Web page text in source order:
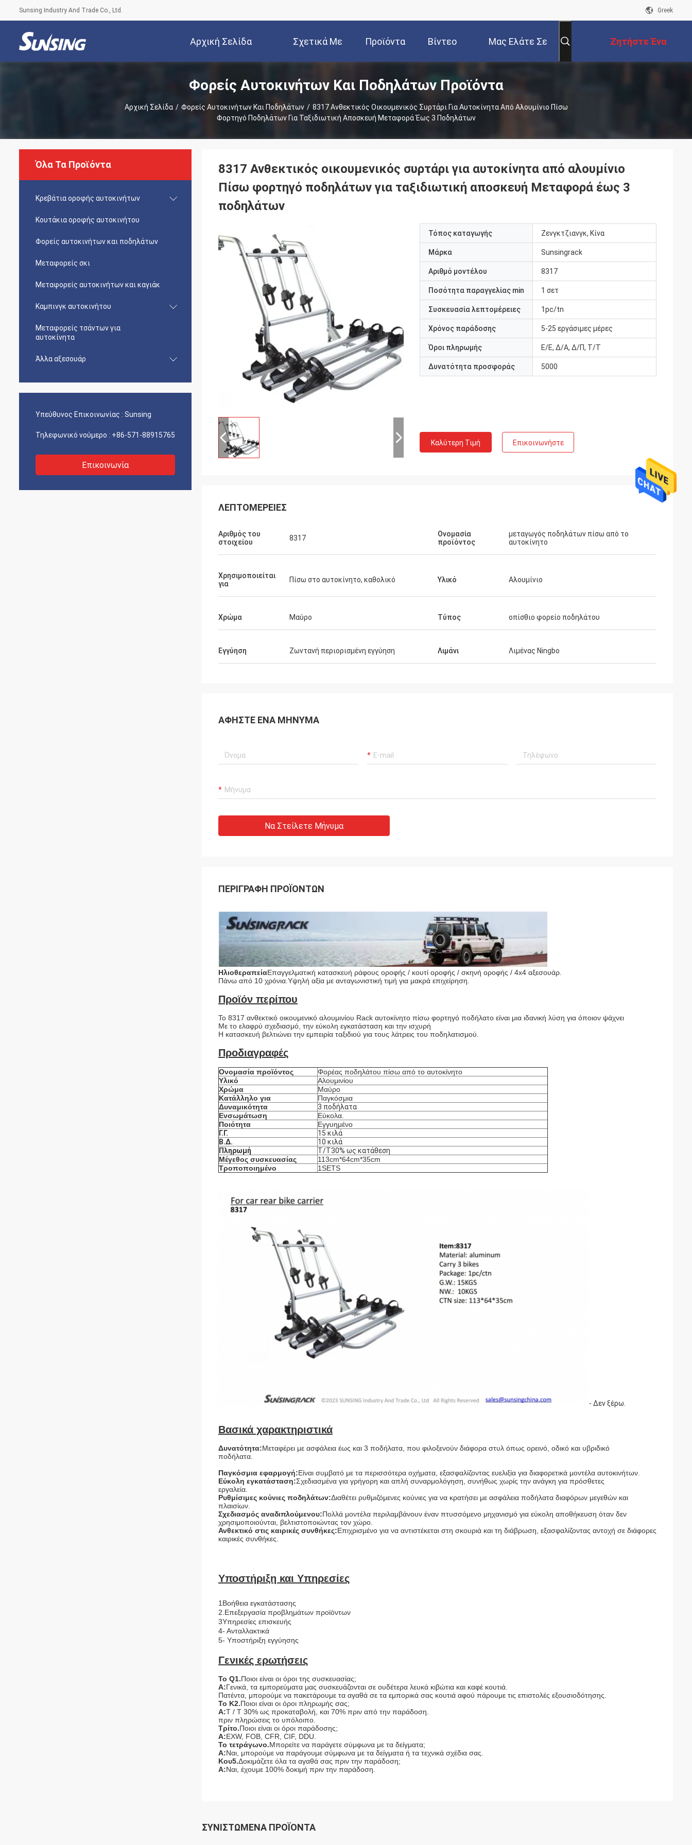
Sunsing Industry And Trade Co., Ltd. Greek
Αρχική Σελίδα Σχετικά Με
Εμάς
Προϊόντα Βίντεο Μας Ελάτε Σε Ζητήστε Ένα
Απόσπασμα
Φορείς Αυτοκινήτων Και Ποδηλάτων Προϊόντα
Αρχική Σελίδα / Φορείς Αυτοκινήτων Και Ποδηλάτων / 8317 Ανθεκτικός Οικουμενικός Συρτάρι Για Αυτοκίνητα Από Αλουμίνιο Πίσω
Φορτηγό Ποδηλάτων Για Ταξιδιωτική Αποσκευή Μεταφορά Έως 3 Ποδηλάτων
Όλα Τα Προϊόντα
Κρεβάτια οροφής αυτοκινήτων
Κουτάκια οροφής αυτοκινήτου
Φορείς αυτοκινήτων και ποδηλάτων
Μεταφορείς σκι
Μεταφορείς αυτοκινήτων και καγιάκ
Καμπινγκ αυτοκινήτου
Μεταφορείς τσάντων για
αυτοκίνητα
Άλλα αξεσουάρ
Υπεύθυνος Επικοινωνίας : Sunsing
Τηλεφωνικό νούμερο : +86-571-88915765
Επικοινωνία
8317 Ανθεκτικός οικουμενικός συρτάρι για αυτοκίνητα από αλουμίνιο
Πίσω φορτηγό ποδηλάτων για ταξιδιωτική αποσκευή Μεταφορά έως 3
ποδηλάτων
Τόπος καταγωγής Ζενγκτζιανγκ, Κίνα
Μάρκα Sunsingrack
Αριθμό μοντέλου 8317
Ποσότητα παραγγελίας min 1 σετ
Συσκευασία λεπτομέρειες 1pc/tn
Χρόνος παράδοσης 5-25 εργάσιμες μέρες
Όροι πληρωμής Ε/Ε, Δ/Α, Δ/Π, Τ/Τ
Δυνατότητα προσφοράς 5000
Καλύτερη Τιμή Επικοινωνήστε
ΛΕΠΤΟΜΈΡΕΙΕΣ
Αριθμός του
στοιχείου
8317
Ονομασία
προϊόντος
μεταγωγός ποδηλάτων πίσω από το
αυτοκίνητο
Χρησιμοποιείται
για
Πίσω στο αυτοκίνητο, καθολικό Υλικό Αλουμίνιο
Χρώμα Μαύρο Τύπος οπίσθιο φορείο ποδηλάτου
Εγγύηση Ζωντανή περιορισμένη εγγύηση Λιμάνι Λιμένας Ningbo
ΑΦΉΣΤΕ ΈΝΑ ΜΉΝΥΜΑ
Να Στείλετε Μήνυμα
ΠΕΡΙΓΡΑΦΉ ΠΡΟΪΌΝΤΩΝ
ΗλιοθεραπείαΕπαγγελματική κατασκευή ράφους οροφής / κουτί οροφής / σκηνή οροφής / 4x4 αξεσουάρ.
Πάνω από 10 χρόνια. Υψηλή αξία με ανταγωνιστική τιμή για μακρά επιχείρηση.
Προϊόν περίπου
Το 8317 ανθεκτικό οικουμενικό αλουμινίου Rack αυτοκίνητο πίσω φορτηγό ποδήλατο είναι μια ιδανική λύση για όποιον ψάχνει
Με το ελαφρύ σχεδιασμό, την εύκολη εγκατάσταση και την ισχυρή
Η κατασκευή βελτιώνει την εμπειρία ταξιδιού για τους λάτρεις του ποδηλατισμού.
Προδιαγραφές
Ονομασία προϊόντος
Φορέας ποδηλάτου πίσω από το αυτοκίνητο
Υλικό
Αλουμινίου
Χρώμα
Μαύρο
Κατάλληλο για
Παγκόσμια
Δυναμικότητα
3 ποδήλατα
Ενσωμάτωση
Εύκολα.
Ποιότητα
Εγγυημένο
Γ.Γ.
15 κιλά
Β.Δ.
10 κιλά
Πληρωμή
Τ/Τ30% ως κατάθεση
Μέγεθος συσκευασίας
113cm*64cm*35cm
Τροποποιημένο
1SETS
- Δεν ξέρω.
Βασικά χαρακτηριστικά
Δυνατότητα:Μεταφέρει με ασφάλεια έως και 3 ποδήλατα, που φιλοξενούν διάφορα στυλ όπως ορεινό, οδικό και υβριδικό
ποδήλατα.
Παγκόσμια εφαρμογή:Είναι συμβατό με τα περισσότερα οχήματα, εξασφαλίζοντας ευελιξία για διαφορετικά μοντέλα αυτοκινήτων.
Εύκολη εγκατάσταση:Σχεδιασμένα για γρήγορη και απλή συναρμολόγηση, συνήθως χωρίς την ανάγκη για πρόσθετες
εργαλεία.
Ρυθμίσιμες κούνιες ποδηλάτων:Διαθέτει ρυθμιζόμενες κούνιες για να κρατήσει με ασφάλεια ποδήλατα διαφόρων μεγεθών και
πλαισίων.
Σχεδιασμός αναδιπλούμενου:Πολλά μοντέλα περιλαμβάνουν έναν πτυσσόμενο μηχανισμό για εύκολη αποθήκευση όταν δεν
χρησιμοποιούνται, βελτιστοποιώντας τον χώρο.
Ανθεκτικό στις καιρικές συνθήκες:Επιχρισμένο για να αντιστέκεται στη σκουριά και τη διάβρωση, εξασφαλίζοντας αντοχή σε διάφορες
καιρικές συνθήκες.
Υποστήριξη και Υπηρεσίες
1Βοήθεια εγκατάστασης
2.Επεξεργασία προβλημάτων προϊόντων
3Υπηρεσίες επισκευής
4- Ανταλλακτικά
5- Υποστήριξη εγγύησης
Γενικές ερωτήσεις
Το Q1.Ποιοι είναι οι όροι της συσκευασίας;
Α:Γενικά, τα εμπορεύματα μας συσκευάζονται σε ουδέτερα λευκά κιβώτια και καφέ κουτιά.
Πατέντα, μπορούμε να πακετάρουμε τα αγαθά σε τα εμπορικά σας κουτιά αφού πάρουμε τις επιστολές εξουσιοδότησης.
Το Κ2.Ποιοι είναι οι όροι πληρωμής σας;
Α:T / T 30% ως προκαταβολή, και 70% πριν από την παράδοση.
πριν πληρώσεις το υπόλοιπο.
Τρίτο.Ποιοι είναι οι όροι παράδοσης;
Α:EXW, FOB, CFR, CIF, DDU.
Το τετράγωνο.Μπορείτε να παράγετε σύμφωνα με τα δείγματα;
Α:Ναι, μπορούμε να παράγουμε σύμφωνα με τα δείγματα ή τα τεχνικά σχέδια σας.
Κου5.Δοκιμάζετε όλα τα αγαθά σας πριν την παράδοση;
Α:Ναι, έχουμε 100% δοκιμή πριν την παράδοση.
ΣΥΝΙΣΤΏΜΕΝΑ ΠΡΟΪΌΝΤΑ